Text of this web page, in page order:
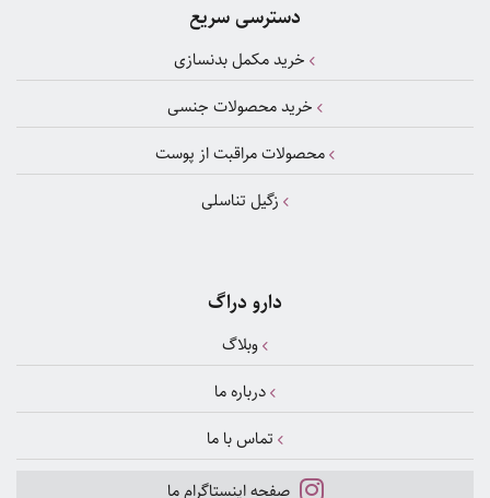
دسترسی سریع
خرید مکمل بدنسازی
خرید محصولات جنسی
محصولات مراقبت از پوست
زگیل تناسلی
دارو دراگ
وبلاگ
درباره ما
تماس با ما
صفحه اینستاگرام ما